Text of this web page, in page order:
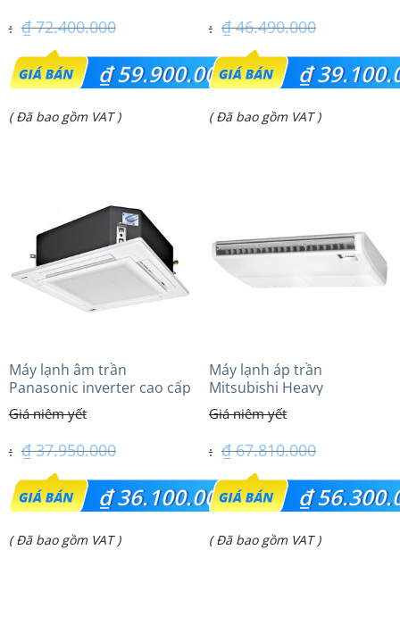
₫72.400.000
Giá
gốc
là:
₫59.900.000
Giá
₫ 59.900.000.
( Đã bao gồm VAT )
₫46.490.000
Giá
gốc
là:
₫
Giá
₫ 39.100.000.
( Đã bao gồm VAT )
Máy lạnh âm trần
Panasonic inverter cao cấp
(4.0Hp) S-3448PU3HA/U-
34PRH1H5
₫37.950.000
Giá
gốc
là:
₫36.100.000
Giá
( Đã bao gồm VAT )
Máy lạnh áp trần
Mitsubishi Heavy
FDE125VG (5.0Hp) Cao cấp
– 3 Pha
₫67.810.000
Giá
gốc
là:
₫
Giá
( Đã bao gồm VAT )